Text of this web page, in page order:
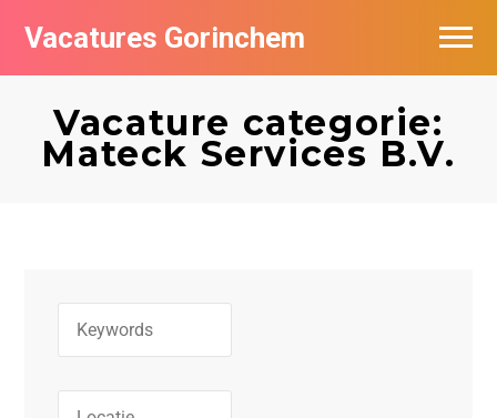
Vacatures Gorinchem
Vacature categorie:
Mateck Services B.V.
Vacatures bij bedrijven in Gorinchem
De populairste vacatures in Gorinchem